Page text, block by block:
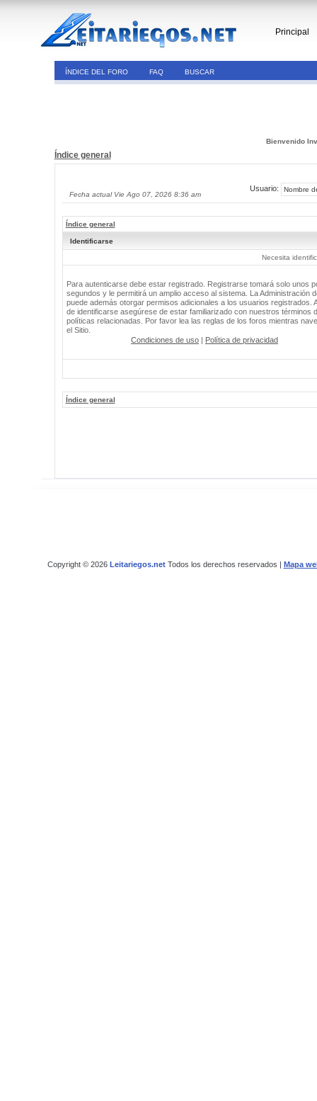
Principal
ÍNDICE DEL FORO FAQ BUSCAR
Bienvenido
Índice general
Fecha actual Vie Ago 07, 2026 8:36 am
Usuario:
Índice general
Identificarse
Necesita
Para autenticarse debe estar registrado. Registrarse tomará solo unos
segundos y le permitirá un amplio acceso al sistema. La Administración
puede además otorgar permisos adicionales a los usuarios registrados.
de identificarse asegúrese de estar familiarizado con nuestros términos
políticas relacionadas. Por favor lea las reglas de los foros mientras
el Sitio.
Condiciones de uso | Política de privacidad
Índice general
Copyright © 2026 Leitariegos.netTodos los derechos reservados | Mapa